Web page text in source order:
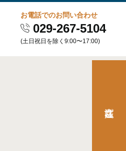
お電話でのお問い合わせ
029-267-5104
(土日祝日を除く9:00〜17:00)
ご注文はこちら